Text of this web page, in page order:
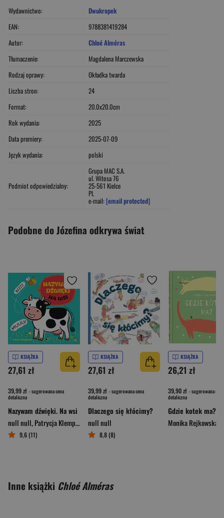
Wydawnictwo:
Dwukropek
EAN:
9788381419284
Autor:
Chloé Alméras
Tłumaczenie:
Magdalena Marczewska
Rodzaj oprawy:
Okładka twarda
Liczba stron:
24
Format:
20.0x20.0cm
Rok wydania:
2025
Data premiery:
2025-07-09
Język wydania:
polski
Podmiot odpowiedzialny:
Grupa MAC S.A.
ul. Witosa 76
25-561 Kielce
PL
e-mail: [email protected]
Podobne do Józefina odkrywa świat
KSIĄŻKA
27,61 zł
39,99 zł - sugerowana cena
detaliczna
Nazywam dźwięki. Na wsi
null null,Patrycja Klempas
9,6 (11)
KSIĄŻKA
27,61 zł
39,99 zł - sugerowana cena
detaliczna
Dlaczego się kłócimy?
null null
8,8 (8)
KSIĄŻKA
26,21 zł
39,90 zł - sugerowana cena
detaliczna
Gdzie kotek ma?
Monika Rejkowska
Inne książki Chloé Alméras